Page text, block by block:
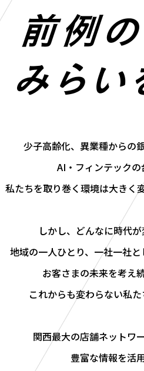
少子高齢化、異業種からの
AI・フィンテックの
私たちを取り巻く環境は大きく
しかし、どんなに時代が
地域の一人ひとり、一社一社と
お客さまの未来を考え
これからも変わらない私た
関西最大の店舗ネットワ
豊富な情報を活用